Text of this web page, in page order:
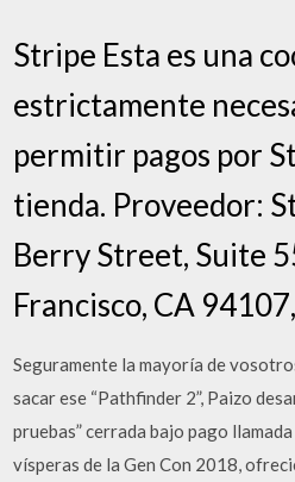
Stripe Esta es una
estrictamente
permitir pagos por
tienda. Proveedor:
Berry Street, Suite
Francisco, CA
Seguramente la mayoría de
sacar ese “Pathfinder 2”, Paizo
pruebas” cerrada bajo pago
vísperas de la Gen Con 2018,